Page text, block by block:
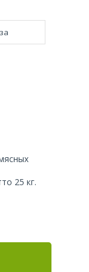
25 кг.